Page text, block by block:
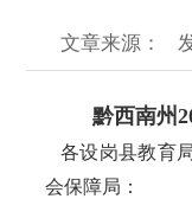
文章来源：
黔西南州
各设岗县教育
会保障局：